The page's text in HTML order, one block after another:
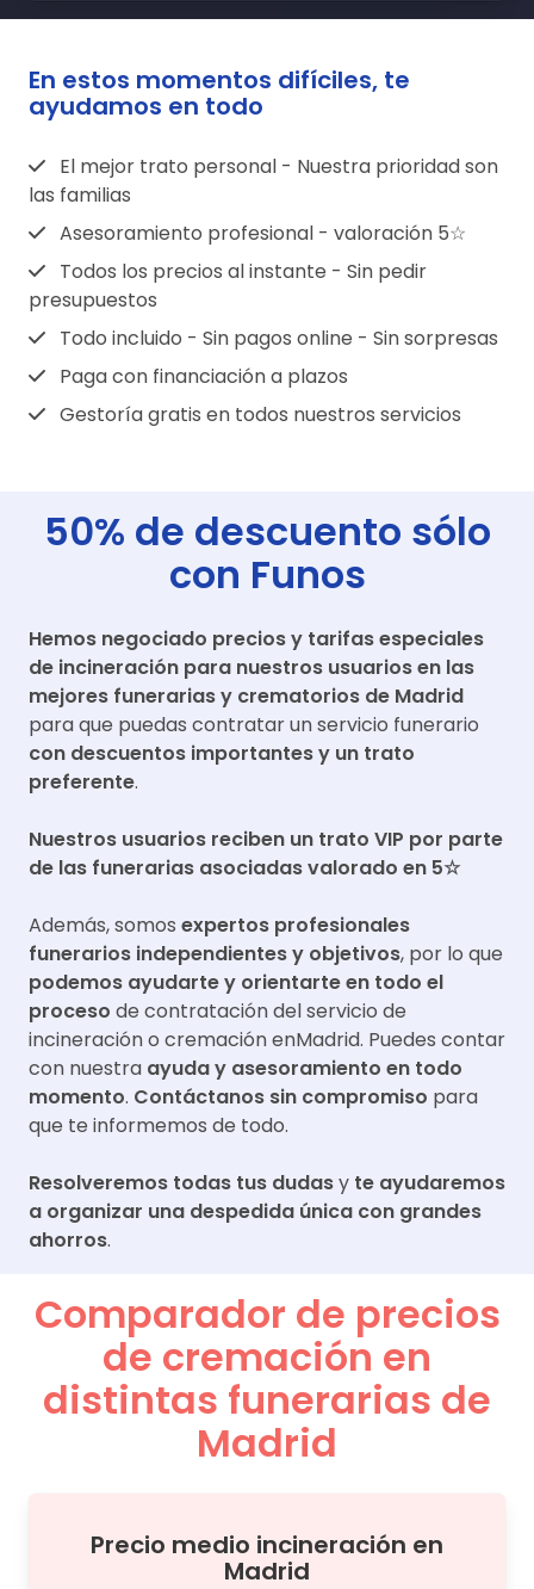
En estos momentos difíciles, te
ayudamos en todo
El mejor trato personal - Nuestra prioridad son
las familias
Asesoramiento profesional - valoración 5☆
Todos los precios al instante - Sin pedir
presupuestos
Todo incluido - Sin pagos online - Sin sorpresas
Paga con financiación a plazos
Gestoría gratis en todos nuestros servicios
50% de descuento sólo
con Funos
Hemos negociado precios y tarifas especiales
de incineración para nuestros usuarios en las
mejores funerarias y crematorios de Madrid
para que puedas contratar un servicio funerario
con descuentos importantes y un trato
preferente.
Nuestros usuarios reciben un trato VIP por parte
de las funerarias asociadas valorado en 5☆
Además, somos expertos profesionales
funerarios independientes y objetivos, por lo que
podemos ayudarte y orientarte en todo el
proceso de contratación del servicio de
incineración o cremación enMadrid. Puedes contar
con nuestra ayuda y asesoramiento en todo
momento. Contáctanos sin compromiso para
que te informemos de todo.
Resolveremos todas tus dudasy te ayudaremos
a organizar una despedida única con grandes
ahorros.
Comparador de precios
de cremación en
distintas funerarias de
Madrid
Precio medio incineración en
Madrid